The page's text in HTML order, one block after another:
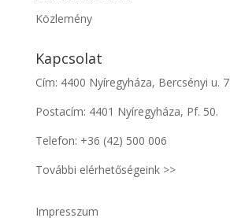
Közlemény
Kapcsolat
Cím: 4400 Nyíregyháza, Bercsényi u. 7.
Postacím: 4401 Nyíregyháza, Pf. 50.
Telefon: +36 (42) 500 006
További elérhetőségeink >>
Impresszum